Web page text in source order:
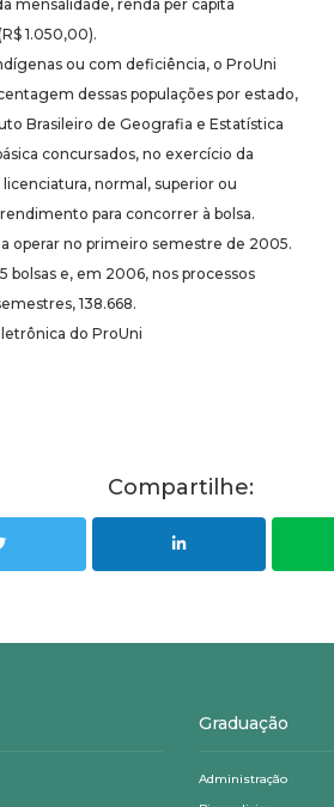
mensalidade, renda per capita
1.050,00).
ou com deficiência, o ProUni
dessas populações por estado,
Brasileiro de Geografia e Estatística
concursados, no exercício da
normal, superior ou
para concorrer à bolsa.
operar no primeiro semestre de 2005.
bolsas e, em 2006, nos processos
138.668.
do ProUni
Compartilhe:
Graduação
Administração